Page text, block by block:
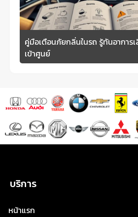
คู่มือเตือนภัยกลิ่นในรถ รู้ทันอาการ
เข้าศูนย์
บริการ
หน้าแรก